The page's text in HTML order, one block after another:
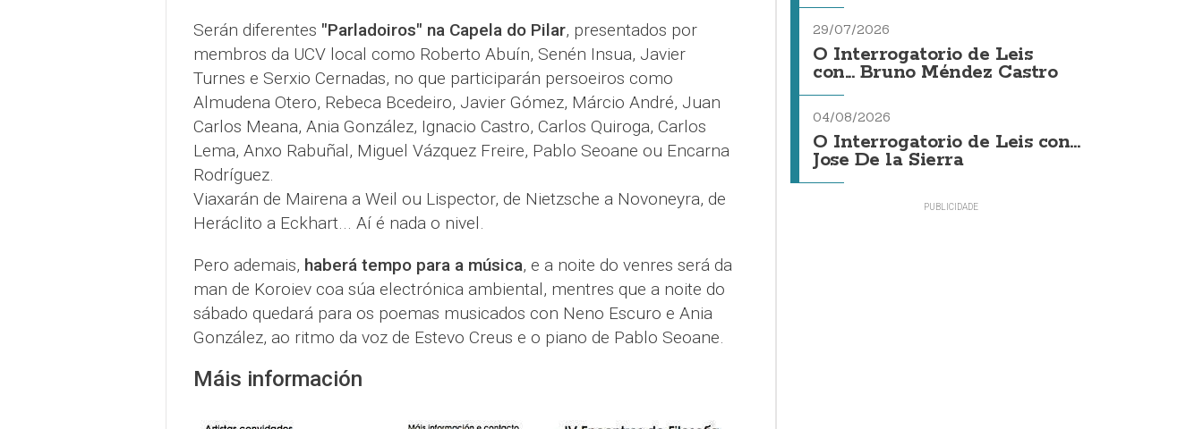
Serán diferentes "Parladoiros" na Capela do Pilar, presentados por
membros da UCV local como Roberto Abuín, Senén Insua, Javier
Turnes e Serxio Cernadas, no que participarán persoeiros como
Almudena Otero, Rebeca Bcedeiro, Javier Gómez, Márcio André, Juan
Carlos Meana, Ania González, Ignacio Castro, Carlos Quiroga, Carlos
Lema, Anxo Rabuñal, Miguel Vázquez Freire, Pablo Seoane ou Encarna
Rodríguez.
Viaxarán de Mairena a Weil ou Lispector, de Nietzsche a Novoneyra, de
Heráclito a Eckhart... Aí é nada o nivel.
Pero ademais, haberá tempo para a música, e a noite do venres será da
man de Koroiev coa súa electrónica ambiental, mentres que a noite do
sábado quedará para os poemas musicados con Neno Escuro e Ania
González, ao ritmo da voz de Estevo Creus e o piano de Pablo Seoane.
Máis información
29/07/2026
O Interrogatorio de Leis
con... Bruno Méndez Castro
04/08/2026
O Interrogatorio de Leis con...
Jose De la Sierra